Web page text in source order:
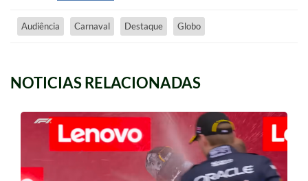
Audiência Carnaval Destaque Globo
NOTICIAS RELACIONADAS